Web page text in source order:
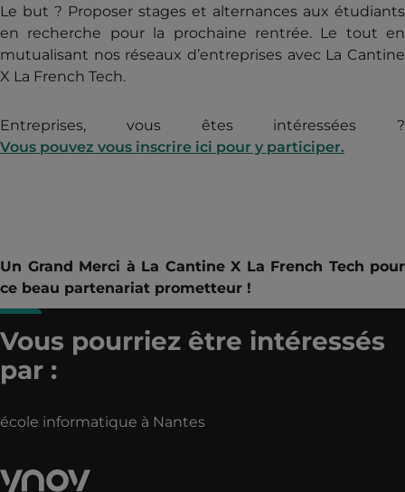
Le but ? Proposer stages et alternances aux étudiants
en recherche pour la prochaine rentrée. Le tout en
mutualisant nos réseaux d’entreprises avec La Cantine
X La French Tech.
Entreprises, vous êtes intéressées ?
Vous pouvez vous inscrire ici pour y participer.
Un Grand Merci à La Cantine X La French Tech pour
ce beau partenariat prometteur !
Vous pourriez être intéressés
par :
école informatique à Nantes